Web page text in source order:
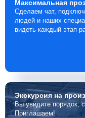
Максимальная
Сделаем чат,
людей и наших
видеть каждый этап
Экскурсияна
Вы увидите порядок,
Приглашаем!